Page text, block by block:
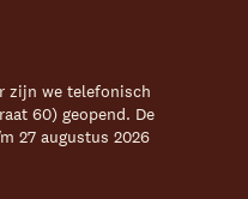
zijn we telefonisch
60) geopend. De
27 augustus 2026